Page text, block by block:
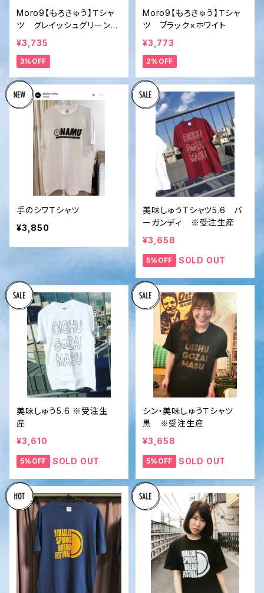
Moro9【もろきゅう】Ｔシャ
ツ グレイッシュグリーン×
ホワイト
¥3,735
3%OFF
Moro9【もろきゅう】Ｔシャ
ツ ブラック×ホワイト
¥3,773
2%OFF
手のシワＴシャツ
¥3,850
美味しゅうTシャツ5.6 バ
ーガンディ ※受注生産
¥3,658
5%OFF SOLD OUT
美味しゅう5.6 ※受注生
産
¥3,610
5%OFF SOLD OUT
シン・美味しゅうＴシャツ
黒 ※受注生産
¥3,658
5%OFF SOLD OUT